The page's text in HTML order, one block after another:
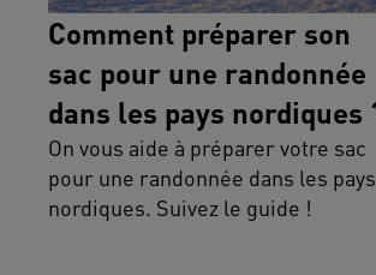
Comment préparer son
sac pour une randonnée
dans les pays nordiques
On vous aide à préparer votre sac
pour une randonnée dans les pays
nordiques. Suivez le guide !